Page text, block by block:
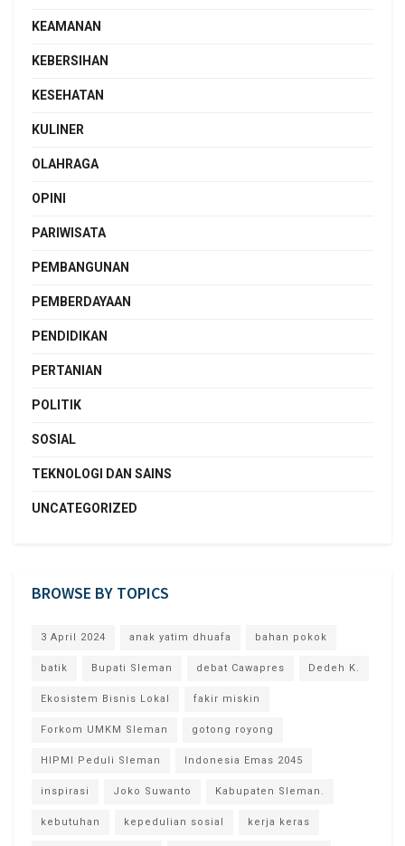
KEAMANAN
KEBERSIHAN
KESEHATAN
KULINER
OLAHRAGA
OPINI
PARIWISATA
PEMBANGUNAN
PEMBERDAYAAN
PENDIDIKAN
PERTANIAN
POLITIK
SOSIAL
TEKNOLOGI DAN SAINS
UNCATEGORIZED
BROWSE BY TOPICS
3 April 2024 anak yatim dhuafa bahan pokok
batik Bupati Sleman debat Cawapres Dedeh K.
Ekosistem Bisnis Lokal fakir miskin
Forkom UMKM Sleman gotong royong
HIPMI Peduli Sleman Indonesia Emas 2045
inspirasi Joko Suwanto Kabupaten Sleman.
kebutuhan kepedulian sosial kerja keras